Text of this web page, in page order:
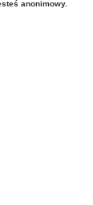
anonimowy.